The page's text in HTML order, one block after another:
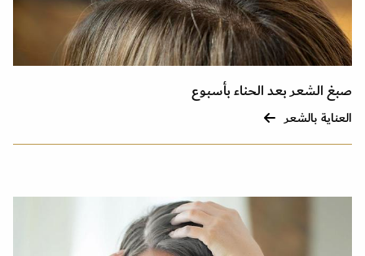
صبغ الشعر بعد الحناء بأسبوع
العناية بالشعر